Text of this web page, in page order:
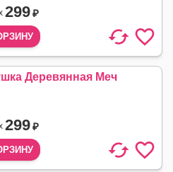
299₽
Деревянная Меч
299₽